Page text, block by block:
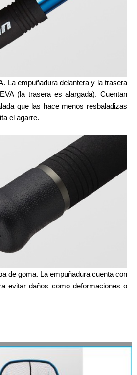
La empuñadura delantera y la trasera
(la trasera es alargada). Cuentan
que las hace menos resbaladizas
el agarre.
de goma. La empuñadura cuenta con
evitar daños como deformaciones o